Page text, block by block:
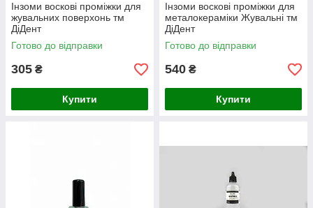
Інзоми воскові проміжки для
жувальних поверхонь тм
ДіДент
Готово до відправки
305 ₴
Купити
Інзоми воскові проміжки для
металокераміки Жувальні тм
ДіДент
Готово до відправки
540 ₴
Купити